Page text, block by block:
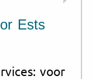
Ests
voor